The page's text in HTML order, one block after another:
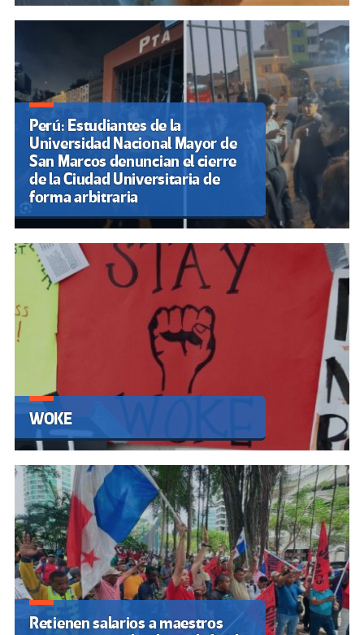
Perú: Estudiantes de la
Universidad Nacional Mayor de
San Marcos denuncian el cierre
de la Ciudad Universitaria de
forma arbitraria
WOKE
Retienen salarios a maestros